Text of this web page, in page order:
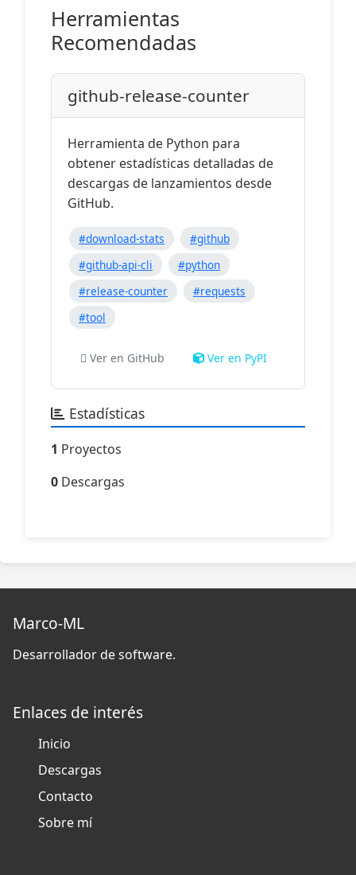
Herramientas
Recomendadas
github-release-counter
Herramienta de Python para
obtener estadísticas detalladas de
descargas de lanzamientos desde
GitHub.
#download-stats
#github
#github-api-cli
#python
#release-counter
#requests
#tool
Ver en GitHub Ver en PyPI
Estadísticas
1 Proyectos
0 Descargas
Marco-ML
Desarrollador de software.
Enlaces de interés
Inicio
Descargas
Contacto
Sobre mí